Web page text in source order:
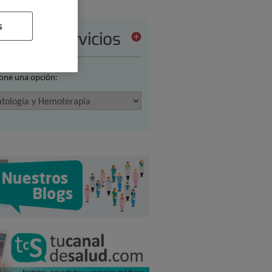
de servicios
una opción: